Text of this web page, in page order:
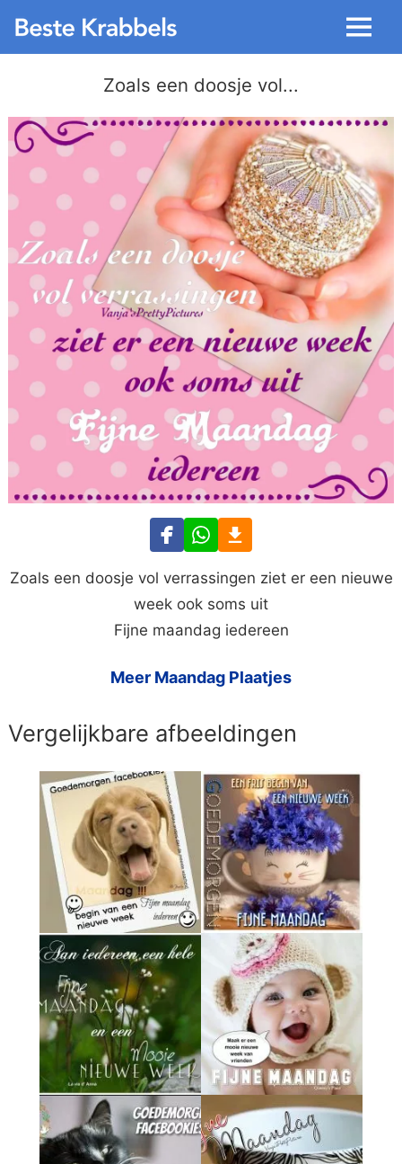
Menu
Zoals een doosje vol...
Zoals een doosje vol verrassingen ziet er een nieuwe
week ook soms uit
Fijne maandag iedereen
Meer Maandag Plaatjes
Vergelijkbare afbeeldingen